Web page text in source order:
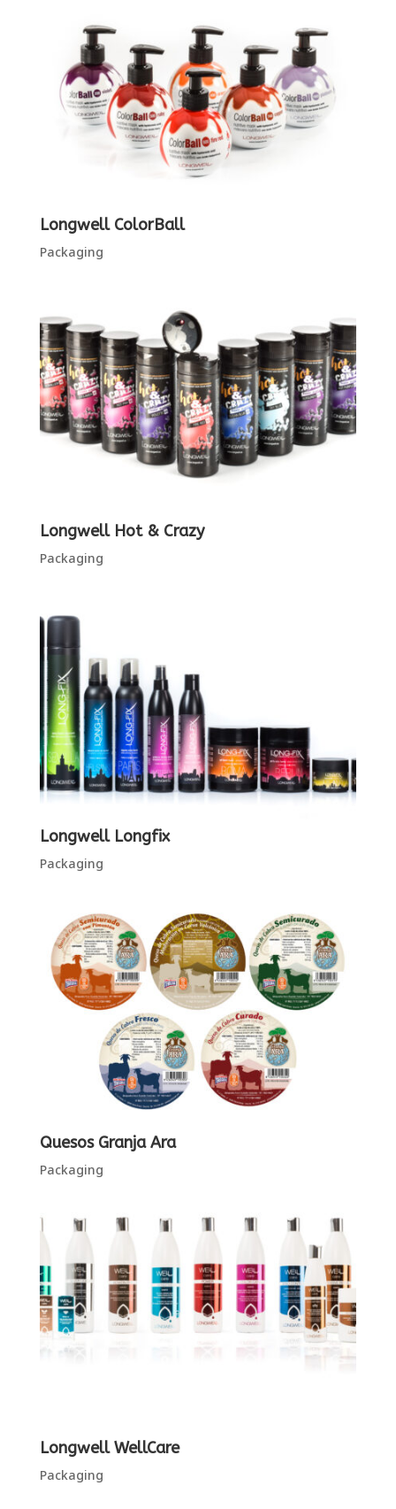
Longwell ColorBall
Packaging
Longwell Hot & Crazy
Packaging
Longwell Longfix
Packaging
Quesos Granja Ara
Packaging
Longwell WellCare
Packaging